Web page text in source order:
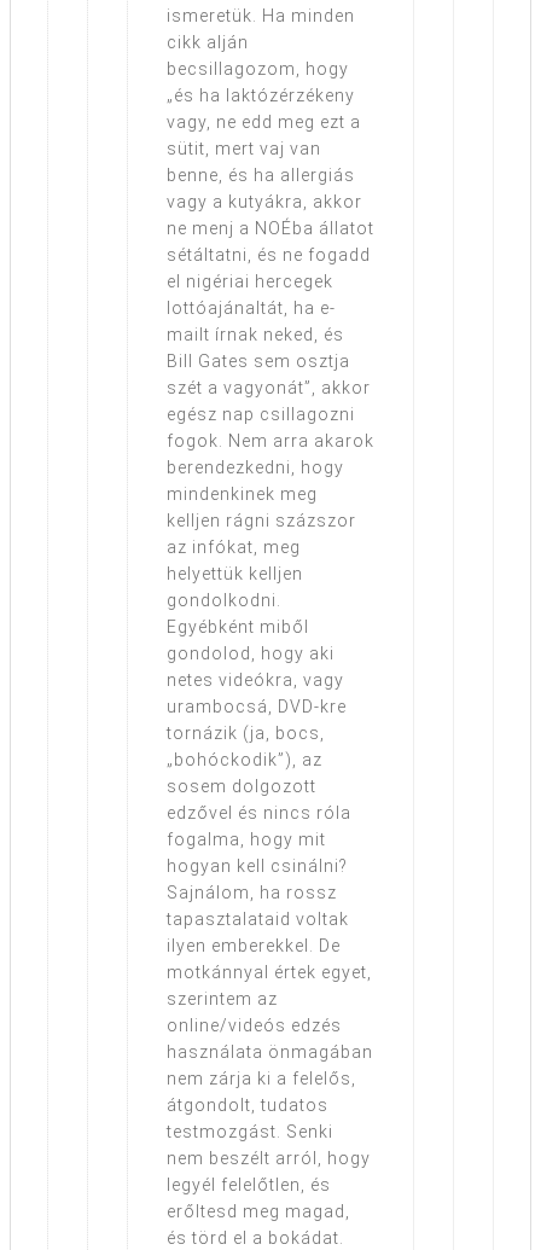
ismeretük. Ha minden
cikk alján
becsillagozom, hogy
„és ha laktózérzékeny
vagy, ne edd meg ezt a
sütit, mert vaj van
benne, és ha allergiás
vagy a kutyákra, akkor
ne menj a NOÉba állatot
sétáltatni, és ne fogadd
el nigériai hercegek
lottóajánaltát, ha e-
mailt írnak neked, és
Bill Gates sem osztja
szét a vagyonát”, akkor
egész nap csillagozni
fogok. Nem arra akarok
berendezkedni, hogy
mindenkinek meg
kelljen rágni százszor
az infókat, meg
helyettük kelljen
gondolkodni.
Egyébként miből
gondolod, hogy aki
netes videókra, vagy
urambocsá, DVD-kre
tornázik (ja, bocs,
„bohóckodik”), az
sosem dolgozott
edzővel és nincs róla
fogalma, hogy mit
hogyan kell csinálni?
Sajnálom, ha rossz
tapasztalataid voltak
ilyen emberekkel. De
motkánnyal értek egyet,
szerintem az
online/videós edzés
használata önmagában
nem zárja ki a felelős,
átgondolt, tudatos
testmozgást. Senki
nem beszélt arról, hogy
legyél felelőtlen, és
erőltesd meg magad,
és törd el a bokádat.